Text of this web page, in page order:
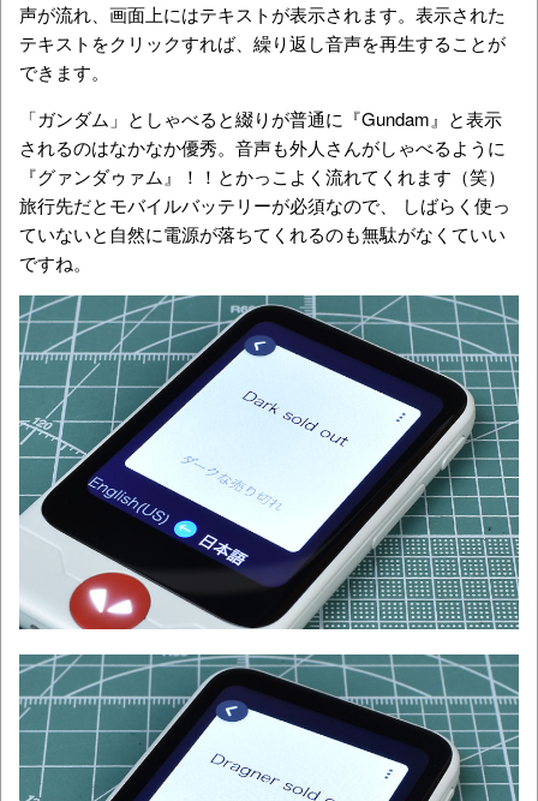
声が流れ、画面上にはテキストが表示されます。表示された
テキストをクリックすれば、繰り返し音声を再生することが
できます。
「ガンダム」としゃべると綴りが普通に『Gundam』と表示
されるのはなかなか優秀。音声も外人さんがしゃべるように
『グァンダゥァム』！！とかっこよく流れてくれます（笑）
旅行先だとモバイルバッテリーが必須なので、 しばらく使っ
ていないと自然に電源が落ちてくれるのも無駄がなくていい
ですね。